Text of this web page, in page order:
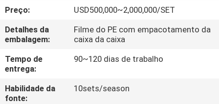
CONTROLE
DA
QUALIDADE
CONTACTE-
NOS
Preço:
USD500,000~2,000,000/SET
Detalhes da
embalagem:
Filme do PE com empacotamento da
caixa da caixa
Tempo de
entrega:
90~120 dias de trabalho
Habilidade da
fonte:
10sets/season